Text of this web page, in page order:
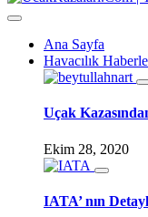
Ana Sayfa
Havacılık
Uçak
Ekim 28, 2020
IATA’ nın